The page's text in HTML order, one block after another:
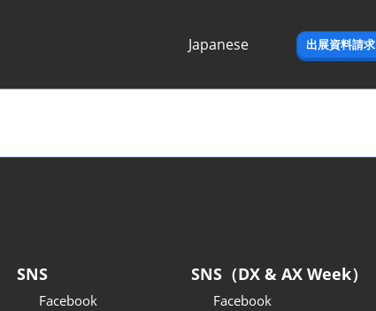
Japanese
出展資料請求
SNS
Facebook
SNS（DX & AX Week）
Facebook